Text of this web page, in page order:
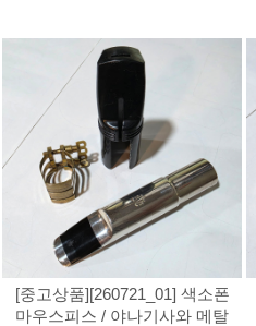
[중고상품][260721_01] 색소폰
마우스피스 / 야나기사와 메탈